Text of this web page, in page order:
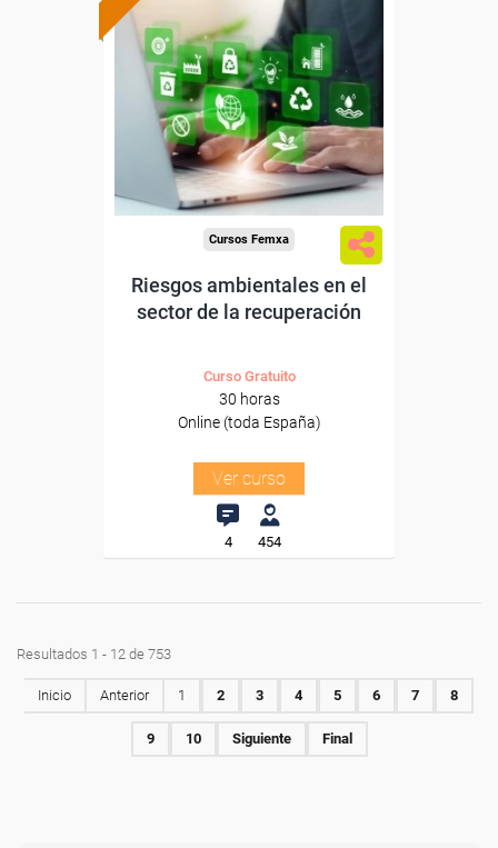
Formación 100%
subvencionada.
Para desempleados,
trabajadores y autónomos.
Sector
-Mediambiente.
Cursos Femxa
Riesgos ambientales en el
sector de la recuperación
Curso Gratuito
30 horas
Online (toda España)
Ver curso
4 454
Resultados 1 - 12 de 753
Inicio Anterior 1 2 3 4 5 6 7 8
9 10 Siguiente Final